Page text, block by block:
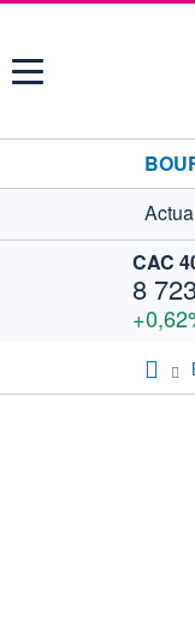
Menu
CAC
8